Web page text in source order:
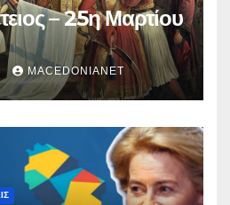
– 25η Μαρτίου
MACEDONIANET